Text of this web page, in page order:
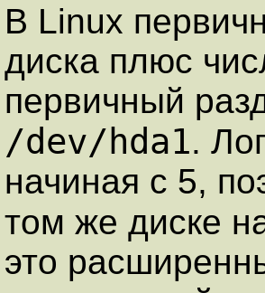
В Linux
диска плюс
первичный
/dev/hda1.
начиная с 5,
том же диске
это